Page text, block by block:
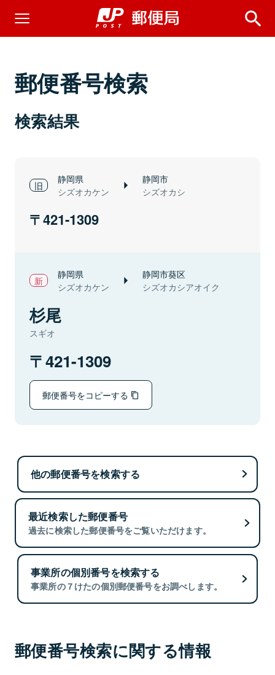
郵便番号検索
検索結果
静岡県
シズオカケン
静岡市
シズオカシ
421-1309
静岡県
シズオカケン
静岡市葵区
シズオカシアオイク
杉尾
スギオ
421-1309
郵便番号をコピーする
他の郵便番号を検索する
最近検索した郵便番号
過去に検索した郵便番号をご覧いただけます。
事業所の個別番号を検索する
事業所の７けたの個別郵便番号をお調べします。
郵便番号検索に関する情報